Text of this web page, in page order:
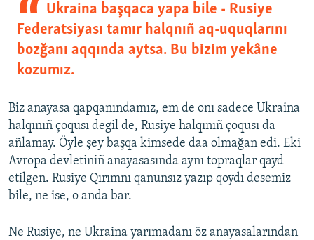
Ukraina başqaca yapa bile - Rusiye
Federatsiyası tamır halqnıñ aq-uquqlarını
bozğanı aqqında aytsa. Bu bizim yekâne
kozumız.
Biz anayasa qapqanındamız, em de onı sadece Ukraina
halqınıñ çoqusı degil de, Rusiye halqınıñ çoqusı da
añlamay. Öyle şey başqa kimsede daa olmağan edi. Eki
Avropa devletiniñ anayasasında aynı topraqlar qayd
etilgen. Rusiye Qırımnı qanunsız yazıp qoydı desemiz
bile, ne ise, o anda bar.
Ne Rusiye, ne Ukraina yarımadanı öz anayasalarından